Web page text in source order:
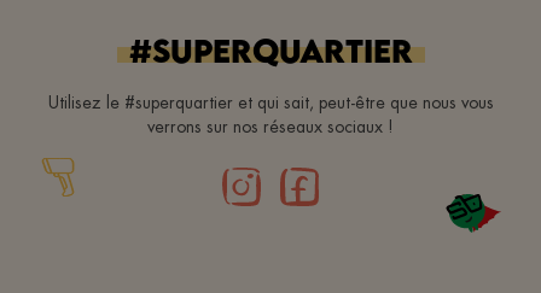
#superquartier
Utilisez le #superquartier et qui sait, peut-être que nous vous
verrons sur nos réseaux sociaux !